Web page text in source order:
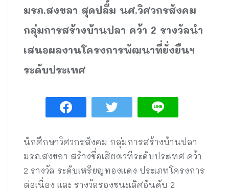
มรภ.สงขลา สุดปลื้ม นศ.วิศวกรสังคม
กลุ่มการสร้างบ้านปลา คว้า 2 รางวัลนำ
เสนอผลงานโครงการพัฒนาที่ยั่งยืนฯ
ระดับประเทศ
นักศึกษาวิศวกรสังคม กลุ่มการสร้างบ้านปลา
มรภ.สงขลา สร้างชื่อเสียงเวทีระดับประเทศ คว้า
2 รางวัล ระดับเหรียญทองแดง ประเภทโครงการ
ต่อเนื่อง และ รางวัลรองชนะเลิศอันดับ 2